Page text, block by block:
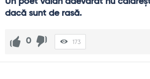
dacă sunt de rasă.
0 173